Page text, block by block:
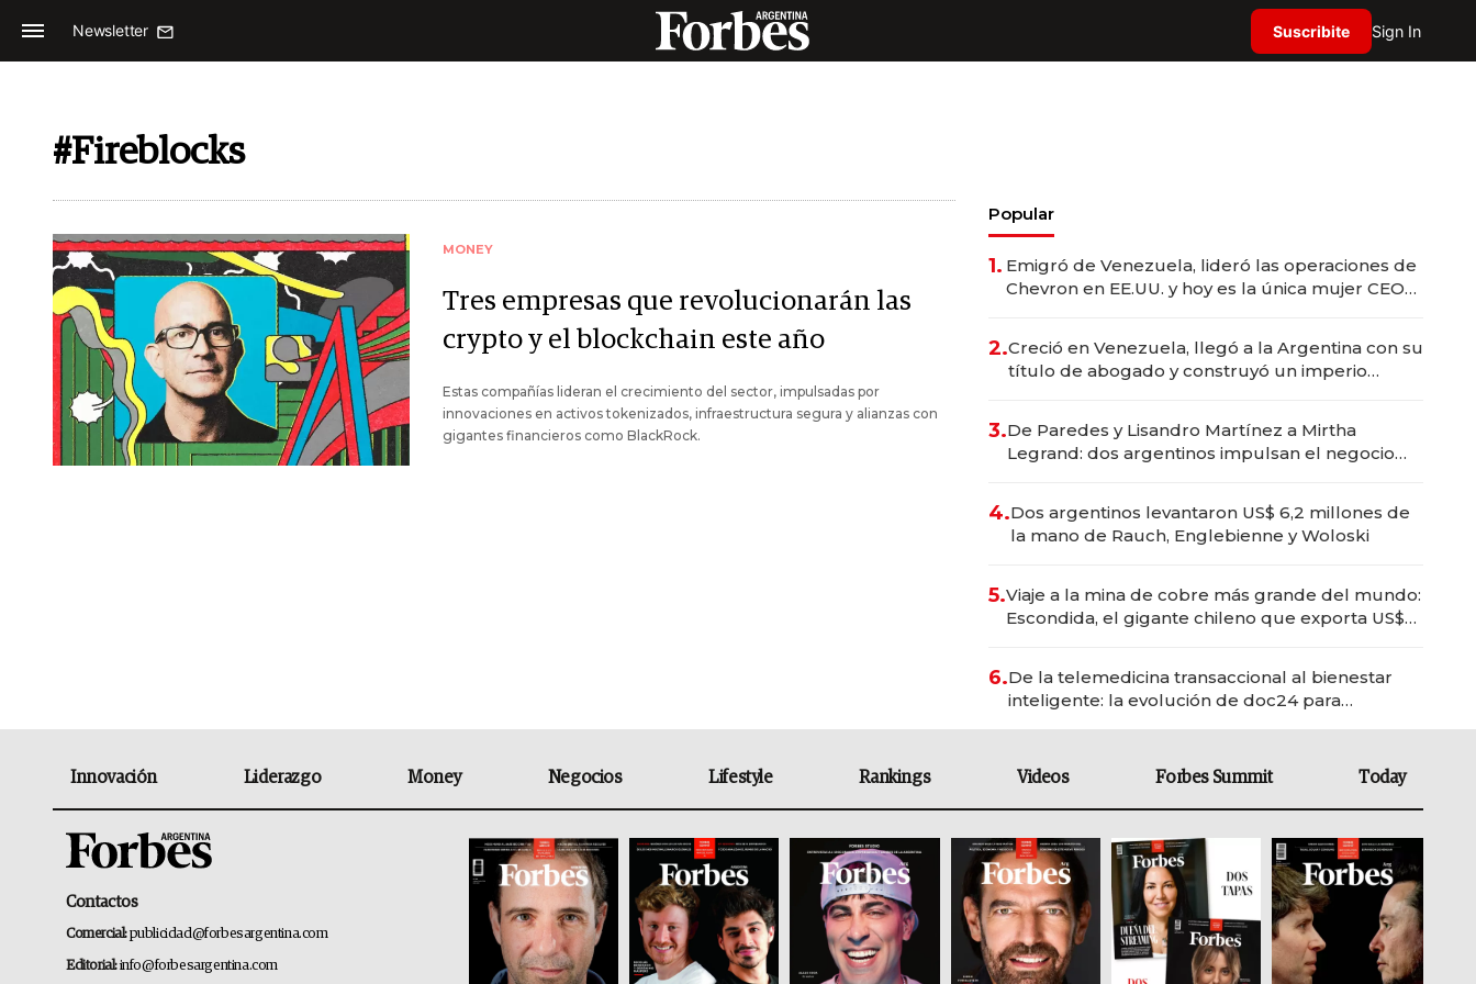
Newsletter Suscribite Sign In
#Fireblocks
MONEY
Tres empresas que revolucionarán las
crypto y el blockchain este año
Estas compañías lideran el crecimiento del sector, impulsadas por
innovaciones en activos tokenizados, infraestructura segura y alianzas con
gigantes financieros como BlackRock.
Popular
1. Emigró de Venezuela, lideró las operaciones de
Chevron en EE.UU. y hoy es la única mujer CEO
2.Creció en Venezuela, llegó a la Argentina con su
título de abogado y construyó un imperio
3.De Paredes y Lisandro Martínez a Mirtha
Legrand: dos argentinos impulsan el negocio
4.Dos argentinos levantaron US$ 6,2 millones de
la mano de Rauch, Englebienne y Woloski
5.Viaje a la mina de cobre más grande del mundo:
Escondida, el gigante chileno que exporta US$
6.De la telemedicina transaccional al bienestar
inteligente: la evolución de doc24 para
Innovación Liderazgo Money Negocios Lifestyle Rankings Videos Forbes Summit Today
Contactos
Comercial:publicidad@forbesargentina.com
Editorial:info@forbesargentina.com